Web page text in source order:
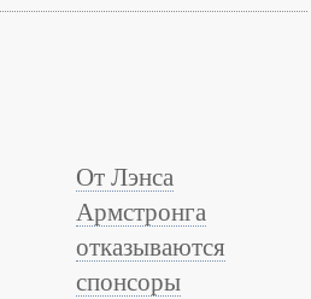
От Лэнса
Армстронга
отказываются
спонсоры